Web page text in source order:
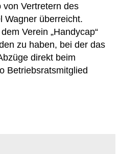
von Vertretern des
Wagner überreicht.
Verein „Handycap“
zu haben, bei der das
direkt beim
Betriebsratsmitglied